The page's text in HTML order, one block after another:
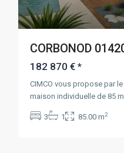
CORBONOD
182 870 €*
CIMCO vous propose par
maison individuelle de 85
3 1 85.00 m2